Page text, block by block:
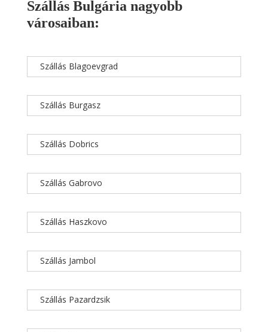
Szállás Bulgária nagyobb
városaiban:
Szállás Blagoevgrad
Szállás Burgasz
Szállás Dobrics
Szállás Gabrovo
Szállás Haszkovo
Szállás Jambol
Szállás Pazardzsik